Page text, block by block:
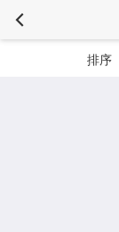
排序